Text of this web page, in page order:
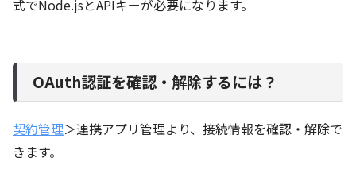
式でNode.jsとAPIキーが必要になります。
OAuth認証を確認・解除するには？
契約管理＞連携アプリ管理より、接続情報を確認・解除で
きます。